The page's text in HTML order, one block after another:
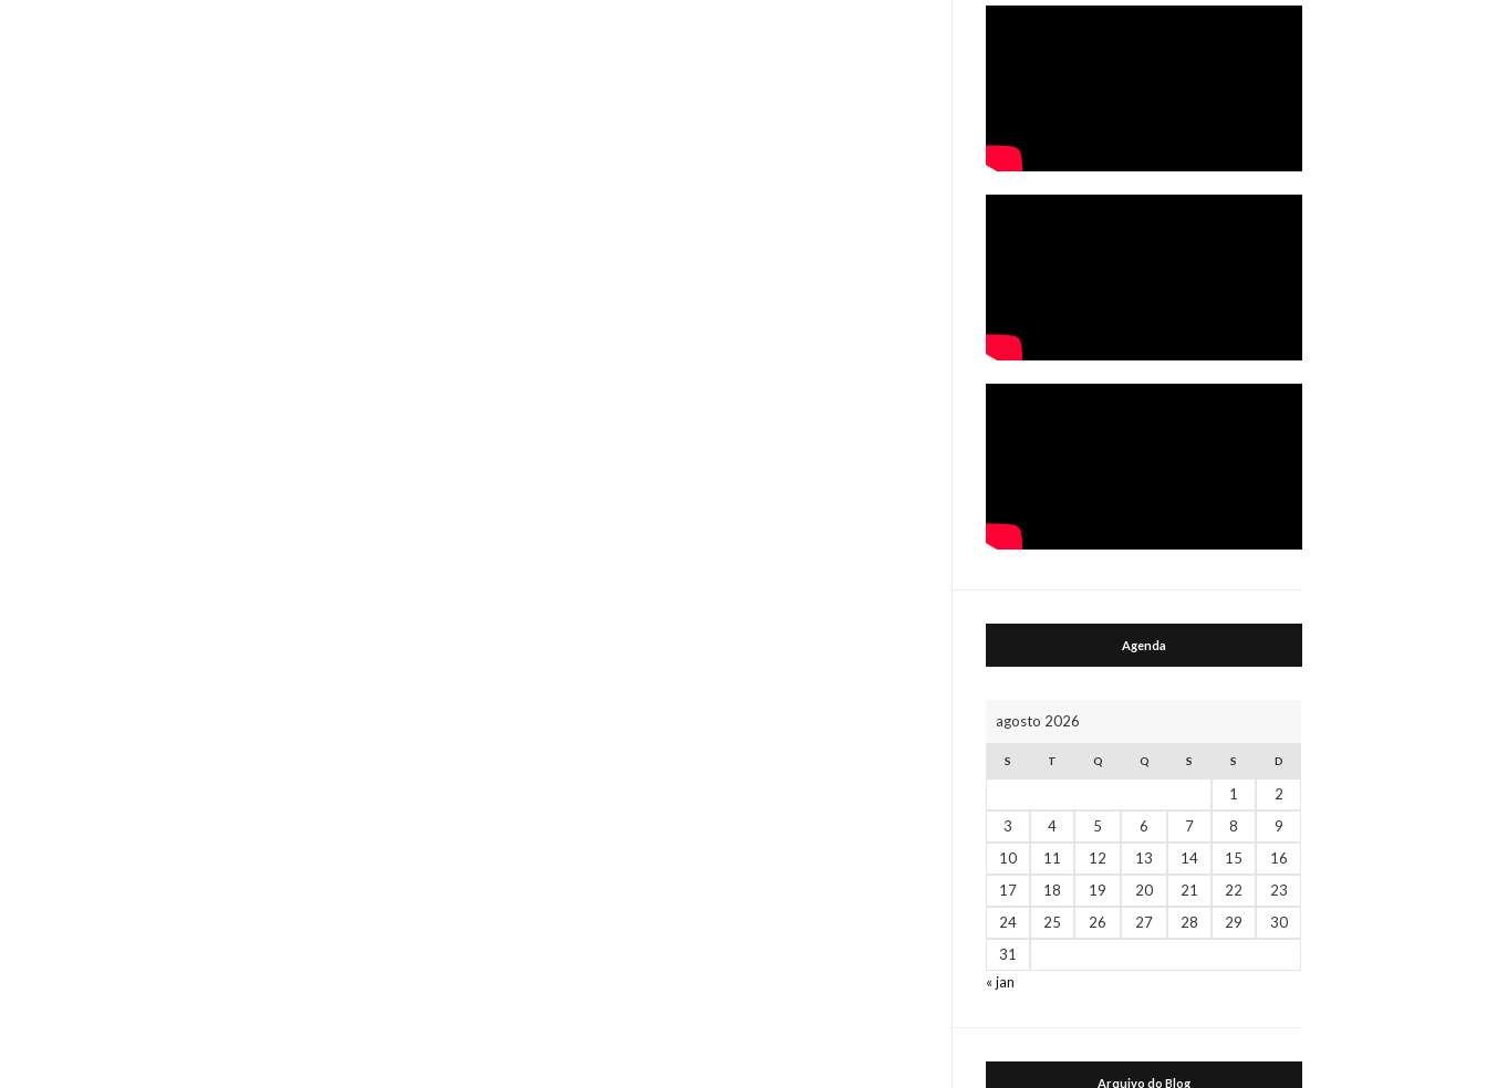
Agenda
agosto 2026
S T Q Q S S D
1
2
3
4 5 6 7 8
9
10
11 12 13 14 15
16
17
18 19 20 21 22
23
24
25 26 27 28 29
30
31
« jan
Arquivo do Blog